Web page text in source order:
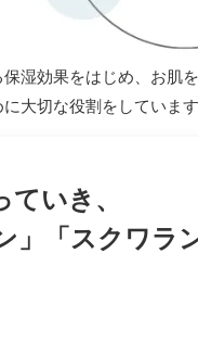
湿効果をはじめ、お肌
大切な役割をしています
いき、
」「スクワラ